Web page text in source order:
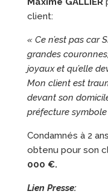
client:
« Ce n’est pas car
grandes
joyaux et qu’elle
Mon client est
devant son
préfecture
Condamnés à 2
obtenu pour son
000 €.
Lien Presse: